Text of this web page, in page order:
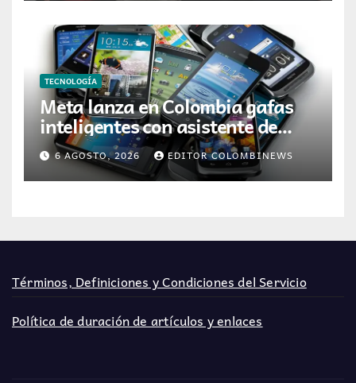
TECNOLOGÍA
Meta lanza en Colombia gafas
inteligentes con asistente de
inteligencia artificial
6 AGOSTO, 2026 EDITOR COLOMBINEWS
Términos, Definiciones y Condiciones del Servicio
Política de duración de artículos y enlaces